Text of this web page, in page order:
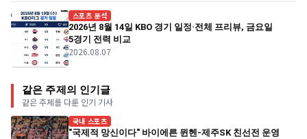
스포츠 분석
2026년 8월 14일 KBO 경기 일정·전체 프리뷰, 금요일
5경기 전력 비교
2026.08.07
같은 주제의 인기글
같은 주제를 다룬 인기 기사
국내 스포츠
"국제적 망신이다" 바이에른 뮌헨-제주SK 친선전 운영